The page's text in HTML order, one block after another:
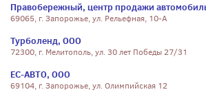
Правобережный, центр продажи
69065, г. Запорожье, ул. Рельефная, 10-А
Турболенд, ООО
72300, г. Мелитополь, ул. 30 лет Победы 27/31
ЕС-АВТО, ООО
69104, г. Запорожье, ул. Олимпийская 12